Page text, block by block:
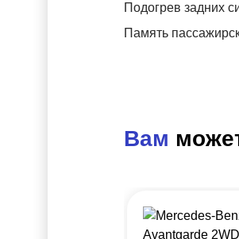
Подогрев задних
Память
Вам